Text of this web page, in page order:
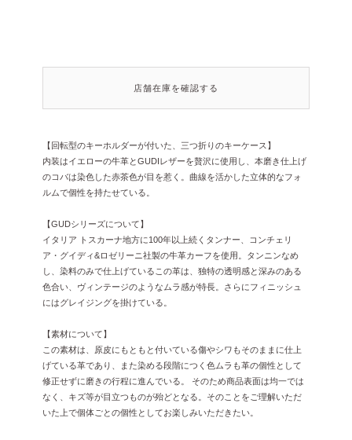
店舗在庫を確認する
【回転型のキーホルダーが付いた、三つ折りのキーケース】
内装はイエローの牛革とGUDIレザーを贅沢に使用し、本磨き仕上げ
のコバは染色した赤茶色が目を惹く。曲線を活かした立体的なフォ
ルムで個性を持たせている。
【GUDシリーズについて】
イタリア トスカーナ地方に100年以上続くタンナー、コンチェリ
ア・グイディ&ロゼリーニ社製の牛革カーフを使用。タンニンなめ
し、染料のみで仕上げているこの革は、独特の透明感と深みのある
色合い、ヴィンテージのようなムラ感が特長。さらにフィニッシュ
にはグレイジングを掛けている。
【素材について】
この素材は、原皮にもともと付いている傷やシワもそのままに仕上
げている革であり、また染める段階につく色ムラも革の個性として
修正せずに磨きの行程に進んでいる。
そのため商品表面は均一では
なく、キズ等が目立つものが殆どとなる。そのことをご理解いただ
いた上で個体ごとの個性としてお楽しみいただきたい。